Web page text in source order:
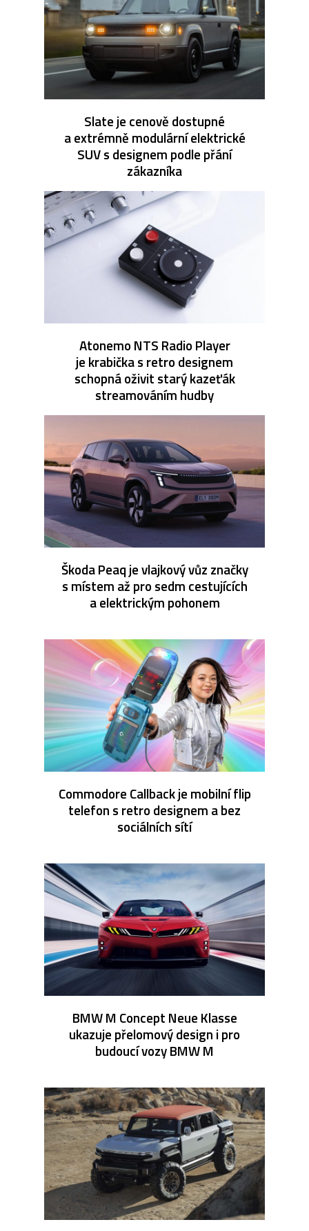
Slate je cenově dostupné
a extrémně modulární elektrické
SUV s designem podle přání
zákazníka
Atonemo NTS Radio Player
je krabička s retro designem
schopná oživit starý kazeťák
streamováním hudby
Škoda Peaq je vlajkový vůz značky
s místem až pro sedm cestujících
a elektrickým pohonem
Commodore Callback je mobilní flip
telefon s retro designem a bez
sociálních sítí
BMW M Concept Neue Klasse
ukazuje přelomový design i pro
budoucí vozy BMW M